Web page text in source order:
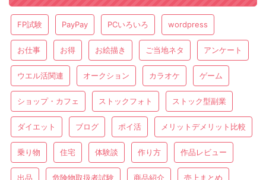
FP試験 PayPay PCいろいろ wordpress
お仕事 お得 お絵描き ご当地ネタ アンケート
ウエル活関連 オークション カラオケ ゲーム
ショップ・カフェ ストックフォト ストック型副業
ダイエット ブログ ポイ活 メリットデメリット比較
乗り物 住宅 体験談 作り方 作品レビュー
出品 危険物取扱者試験 商品紹介 売上まとめ